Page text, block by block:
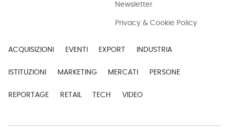
Newsletter
Privacy & Cookie Policy
ACQUISIZIONI EVENTI EXPORT INDUSTRIA
ISTITUZIONI MARKETING MERCATI PERSONE
REPORTAGE RETAIL TECH VIDEO